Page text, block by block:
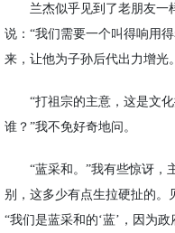
兰杰似乎见到了老朋友一
说： “我们需要一个叫得响用
来，让他为子孙后代出力增光
“打祖宗的主意，这是文
谁？”我不免好奇地问。
“蓝采和。”我有些惊讶，
别，这多少有点生拉硬扯的。
“我们是蓝采和的‘蓝’，因为